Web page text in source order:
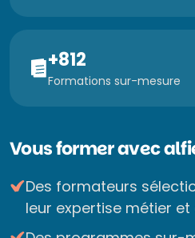
+812
Formations sur-mesure
Vous former avec
Des formateurs
leur expertise métier